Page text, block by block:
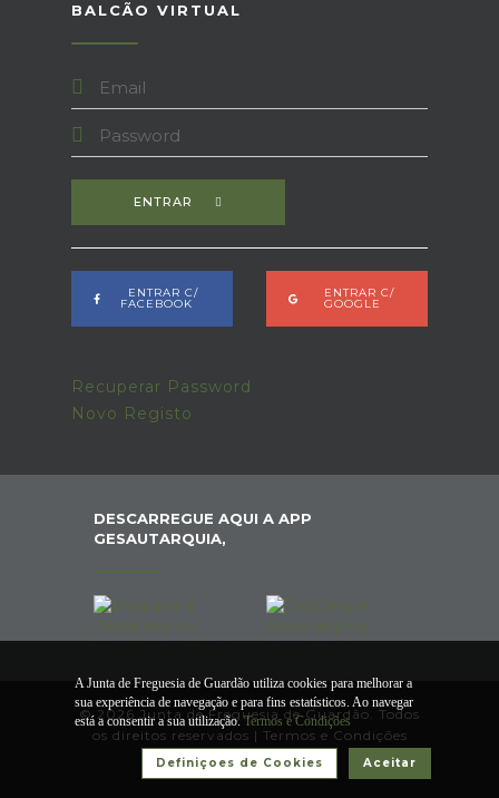
BALCÃO VIRTUAL
ENTRAR
ENTRAR C/
FACEBOOK
ENTRAR C/
GOOGLE
Recuperar Password
Novo Registo
DESCARREGUE AQUI A APP
GESAUTARQUIA,
© 2026 Junta de Freguesia de Guardão. Todos
os direitos reservados | Termos e Condições
A Junta de Freguesia de Guardão utiliza cookies para melhorar a
sua experiência de navegação e para fins estatísticos. Ao navegar
está a consentir a sua utilização.Termos e Condições
Aceitar
Definiçoes de Cookies